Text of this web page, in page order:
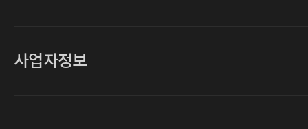
사업자정보